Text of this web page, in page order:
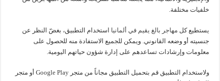
خلفيات مختلفة.
يستطيع كل مهاجر بالغ يقيم في ألمانيا استخدام التطبيق، بغضّ النظر عن
جنسيته أو وضعه القانوني. ويمكن للجميع الاستفادة منه للحصول على
معلومات وإرشادات تساعدهم على إدارة شؤون حياتهم اليومية.
ولاستخدام التطبيق قم بتحميل التطبيق مجاناً من متجر Google Play أو متجر